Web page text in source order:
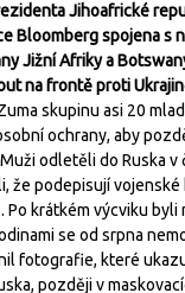
Jihoafrické
Bloomberg spojena s
Jižní Afriky a
na frontě proti
skupinu asi 20
ochrany, aby
odletěli do Ruska v
že podepisují vojenské
Po krátkém výcviku byli
se od srpna
fotografie, které
později v